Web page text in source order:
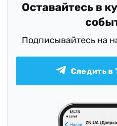
Оставайтесь в
Подписывайтесь на
Следить в